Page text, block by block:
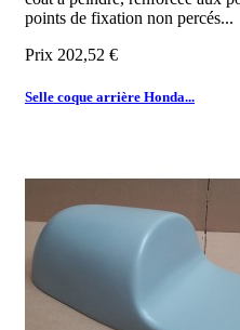
points de fixation non percés...
Prix 202,52 €
Selle coque arrière Honda...